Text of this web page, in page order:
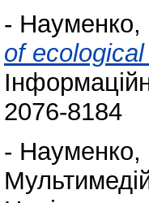
-
of
2076-8184
-